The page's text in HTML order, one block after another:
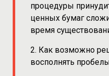
процедуры
ценных бумаг
время
2. Как возможно
восполнять